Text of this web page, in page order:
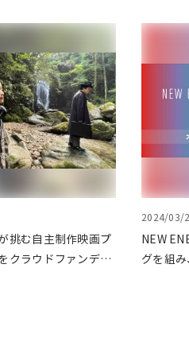
挑む自主制作映画プ
クラウドファンディ
2024/03/
NEW
グを組